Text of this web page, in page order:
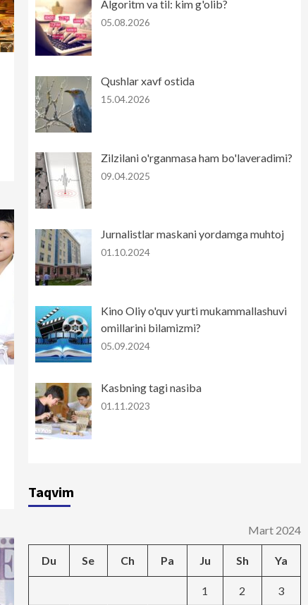
Algoritm va til: kim g'olib?
05.08.2026
Qushlar xavf ostida
15.04.2026
Zilzilani o'rganmasa ham bo'laveradimi?
09.04.2025
Jurnalistlar maskani yordamga muhtoj
01.10.2024
Kino Oliy o'quv yurti mukammallashuvi
omillarini bilamizmi?
05.09.2024
Kasbning tagi nasiba
01.11.2023
Taqvim
Mart 2024
Du Se Ch Pa Ju Sh Ya
1 2 3